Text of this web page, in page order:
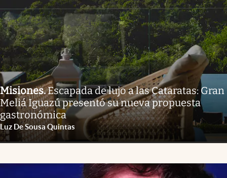
Misiones.Escapada de lujo a las Cataratas: Gran
Meliá Iguazú presentó su nueva propuesta
gastronómica
Luz De Sousa Quintas